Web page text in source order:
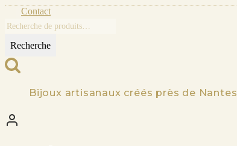
to
Contact
Recherche
Recherche
Bijoux artisanaux créés près de Nantes